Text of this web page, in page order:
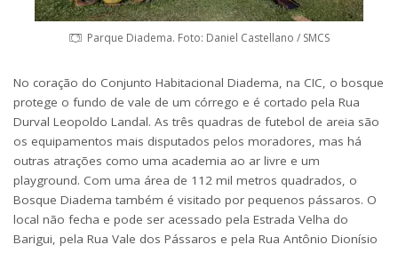
Parque Diadema. Foto: Daniel Castellano / SMCS
No coração do Conjunto Habitacional Diadema, na CIC, o bosque
protege o fundo de vale de um córrego e é cortado pela Rua
Durval Leopoldo Landal. As três quadras de futebol de areia são
os equipamentos mais disputados pelos moradores, mas há
outras atrações como uma academia ao ar livre e um
playground. Com uma área de 112 mil metros quadrados, o
Bosque Diadema também é visitado por pequenos pássaros. O
local não fecha e pode ser acessado pela Estrada Velha do
Barigui, pela Rua Vale dos Pássaros e pela Rua Antônio Dionísio